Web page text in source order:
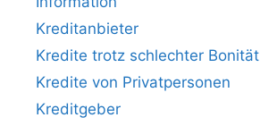
Kreditanbieter
Kredite trotz schlechter Bonität
Kredite von Privatpersonen
Kreditgeber